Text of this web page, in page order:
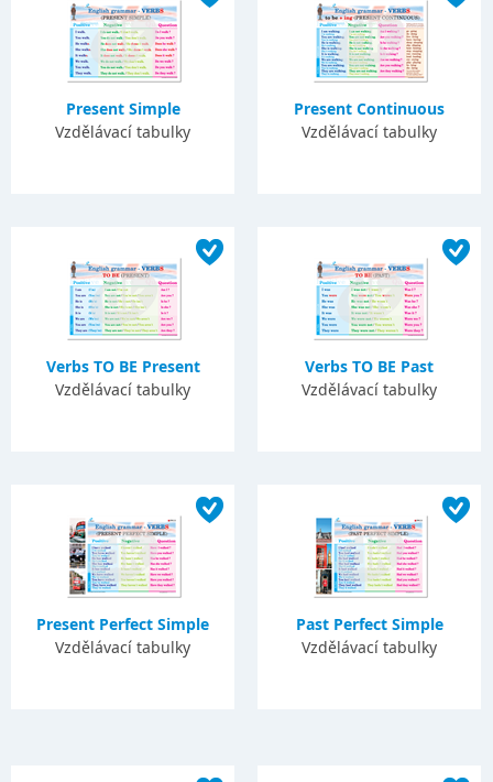
Present Simple
Vzdělávací tabulky
Present Continuous
Vzdělávací tabulky
Verbs TO BE Present
Vzdělávací tabulky
Verbs TO BE Past
Vzdělávací tabulky
Present Perfect Simple
Vzdělávací tabulky
Past Perfect Simple
Vzdělávací tabulky